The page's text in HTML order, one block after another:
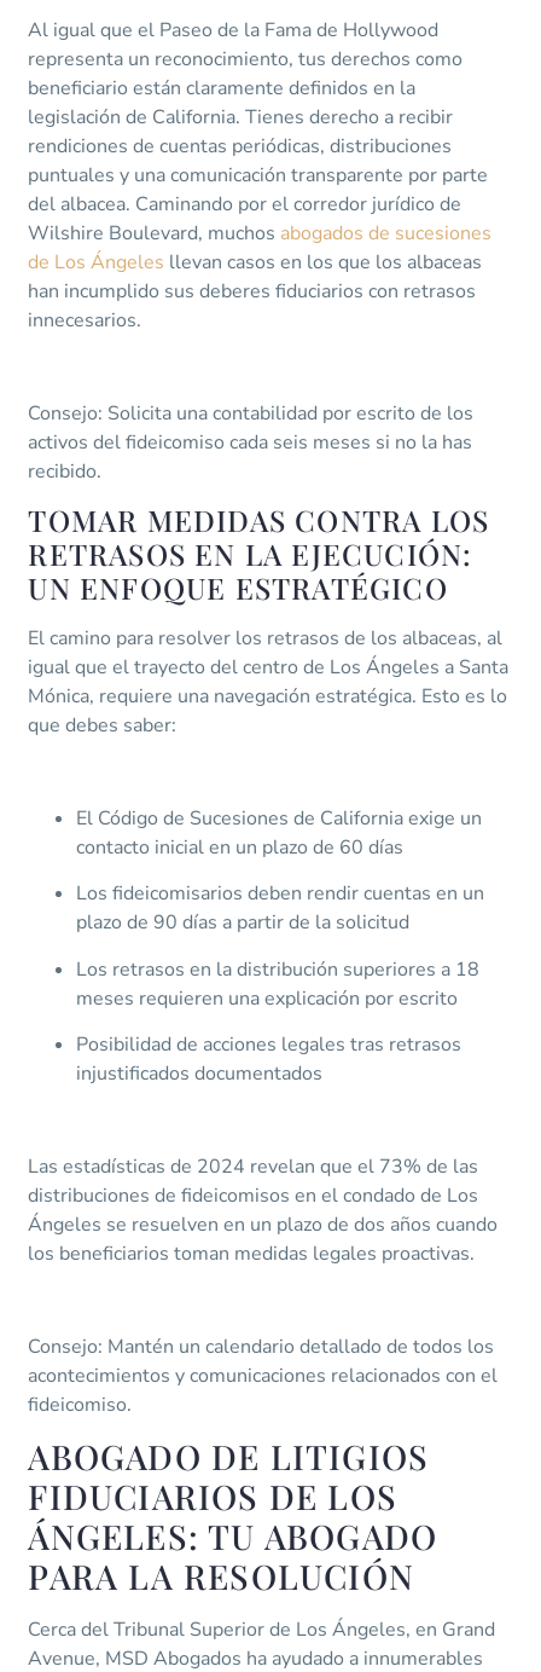
Al igual que el Paseo de la Fama de Hollywood
representa un reconocimiento, tus derechos como
beneficiario están claramente definidos en la
legislación de California. Tienes derecho a recibir
rendiciones de cuentas periódicas, distribuciones
puntuales y una comunicación transparente por parte
del albacea. Caminando por el corredor jurídico de
Wilshire Boulevard, muchos abogados de sucesiones
de Los Ángeles llevan casos en los que los albaceas
han incumplido sus deberes fiduciarios con retrasos
innecesarios.
Consejo: Solicita una contabilidad por escrito de los
activos del fideicomiso cada seis meses si no la has
recibido.
TOMAR MEDIDAS CONTRA LOS
RETRASOS EN LA EJECUCIÓN:
UN ENFOQUE ESTRATÉGICO
El camino para resolver los retrasos de los albaceas, al
igual que el trayecto del centro de Los Ángeles a Santa
Mónica, requiere una navegación estratégica. Esto es lo
que debes saber:
El Código de Sucesiones de California exige un
contacto inicial en un plazo de 60 días
Los fideicomisarios deben rendir cuentas en un
plazo de 90 días a partir de la solicitud
Los retrasos en la distribución superiores a 18
meses requieren una explicación por escrito
Posibilidad de acciones legales tras retrasos
injustificados documentados
Las estadísticas de 2024 revelan que el 73% de las
distribuciones de fideicomisos en el condado de Los
Ángeles se resuelven en un plazo de dos años cuando
los beneficiarios toman medidas legales proactivas.
Consejo: Mantén un calendario detallado de todos los
acontecimientos y comunicaciones relacionados con el
fideicomiso.
ABOGADO DE LITIGIOS
FIDUCIARIOS DE LOS
ÁNGELES: TU ABOGADO
PARA LA RESOLUCIÓN
Cerca del Tribunal Superior de Los Ángeles, en Grand
Avenue, MSD Abogados ha ayudado a innumerables